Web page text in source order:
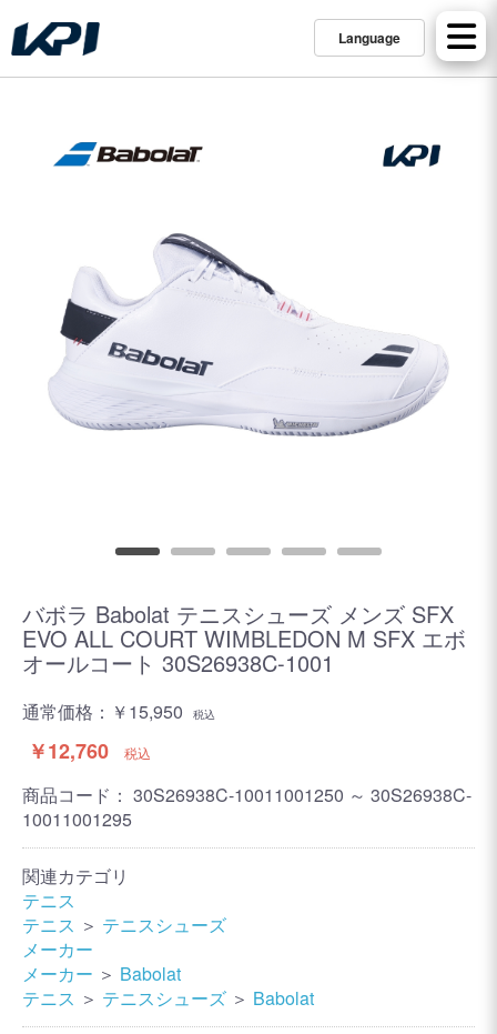
Language
バボラ Babolat テニスシューズ メンズ SFX
EVO ALL COURT WIMBLEDON M SFX エボ
オールコート 30S26938C-1001
通常価格： ￥15,950 税込
￥12,760 税込
商品コード： 30S26938C-10011001250 ～ 30S26938C-
10011001295
関連カテゴリ
テニス
テニス ＞ テニスシューズ
メーカー
メーカー ＞ Babolat
テニス ＞ テニスシューズ ＞ Babolat